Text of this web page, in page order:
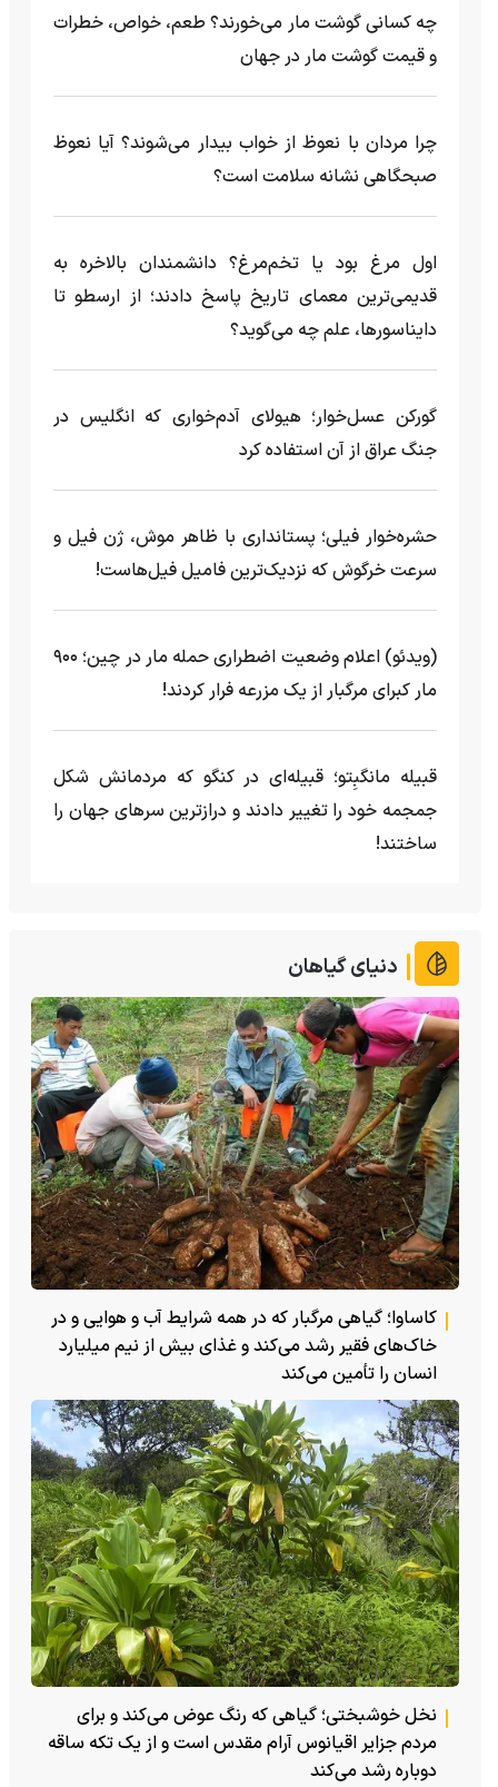
چه کسانی گوشت مار می‌خورند؟ طعم، خواص، خطرات
و قیمت گوشت مار در جهان
چرا مردان با نعوظ از خواب بیدار می‌شوند؟ آیا نعوظ
صبحگاهی نشانه سلامت است؟
اول مرغ بود یا تخم‌مرغ؟ دانشمندان بالاخره به
قدیمی‌ترین معمای تاریخ پاسخ دادند؛ از ارسطو تا
دایناسورها، علم چه می‌گوید؟
گورکن عسل‌خوار؛ هیولای آدم‌خواری که انگلیس در
جنگ عراق از آن استفاده کرد
حشره‌خوار فیلی؛ پستانداری با ظاهر موش، ژن فیل و
سرعت خرگوش که نزدیک‌ترین فامیل فیل‌هاست!
(ویدئو) اعلام وضعیت اضطراری حمله مار‌ در چین؛ ۹۰۰
مار کبرای مرگبار از یک مزرعه‌ فرار کردند!
قبیله مانگبِتو؛ قبیله‌ای در کنگو که مردمانش شکل
جمجمه خود را تغییر دادند و درازترین سرهای جهان را
ساختند!
دنیای گیاهان
کاساوا؛ گیاهی مرگبار که در همه شرایط آب و هوایی و در
خاک‌های فقیر رشد می‌کند و غذای بیش از نیم میلیارد
انسان را تأمین می‌کند
نخل خوشبختی؛ گیاهی که رنگ عوض می‌کند و برای
مردم جزایر اقیانوس آرام مقدس است و از یک تکه ساقه
دوباره رشد می‌کند